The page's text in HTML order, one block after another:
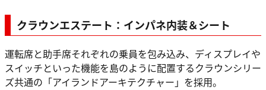
クラウンエステート：インパネ内装＆シート
運転席と助手席それぞれの乗員を包み込み、ディスプレイや
スイッチといった機能を島のように配置するクラウンシリー
ズ共通の「アイランドアーキテクチャー」を採用。